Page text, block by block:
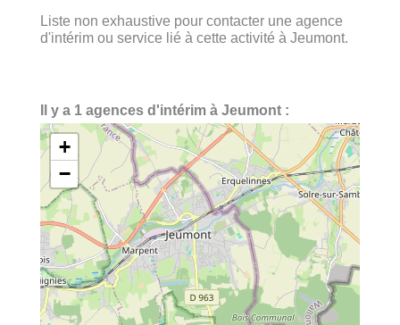
Liste non exhaustive pour contacter une agence
d'intérim ou service lié à cette activité à Jeumont.
Il y a 1 agences d'intérim à Jeumont :
+
−